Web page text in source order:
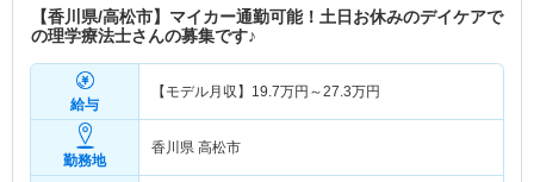
【香川県/高松市】マイカー通勤可能！土日お休みのデイケアで
の理学療法士さんの募集です♪
給与
【モデル月収】 19.7万円～27.3万円
勤務地
香川県 高松市